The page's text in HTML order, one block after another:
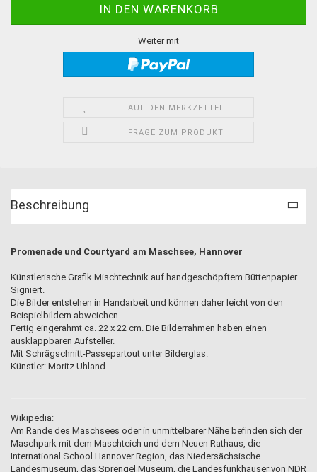
Weiter mit
AUF DEN MERKZETTEL
FRAGE ZUM PRODUKT
Beschreibung
Promenade und Courtyard am Maschsee, Hannover
Künstlerische Grafik Mischtechnik auf handgeschöpftem Büttenpapier.
Signiert.
Die Bilder entstehen in Handarbeit und können daher leicht von den
Beispielbildern abweichen.
Fertig eingerahmt ca. 22 x 22 cm. Die Bilderrahmen haben einen
ausklappbaren Aufsteller.
Mit Schrägschnitt-Passepartout unter Bilderglas.
Künstler: Moritz Uhland
Wikipedia:
Am Rande des Maschsees oder in unmittelbarer Nähe befinden sich der
Maschpark mit dem Maschteich und dem Neuen Rathaus, die
International School Hannover Region, das Niedersächsische
Landesmuseum, das Sprengel Museum, die Landesfunkhäuser von NDR